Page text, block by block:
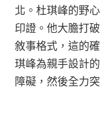
北。杜琪峰的野
印證。他大膽打
敘事格式，這的
琪峰為親手設計
障礙，然後全力